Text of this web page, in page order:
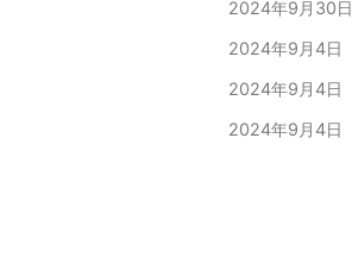
2024年9月30日
2024年9月4日
2024年9月4日
2024年9月4日